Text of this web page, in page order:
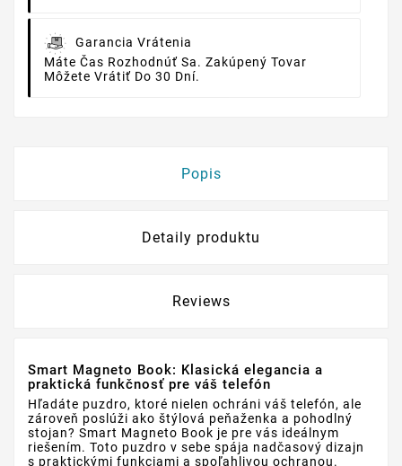
Garancia Vrátenia
Máte Čas Rozhodnúť Sa. Zakúpený Tovar
Môžete Vrátiť Do 30 Dní.
Popis
Detaily produktu
Reviews
Smart Magneto Book: Klasická elegancia a
praktická funkčnosť pre váš telefón
Hľadáte puzdro, ktoré nielen ochráni váš telefón, ale
zároveň poslúži ako štýlová peňaženka a pohodlný
stojan? Smart Magneto Book je pre vás ideálnym
riešením. Toto puzdro v sebe spája nadčasový dizajn
s praktickými funkciami a spoľahlivou ochranou.